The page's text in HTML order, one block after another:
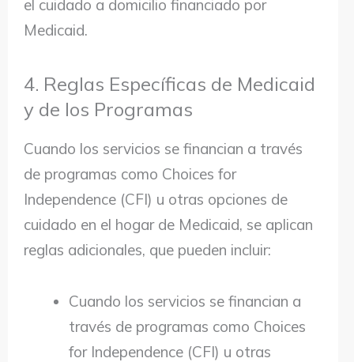
el cuidado a domicilio financiado por
Medicaid.
4. Reglas Específicas de Medicaid
y de los Programas
Cuando los servicios se financian a través
de programas como Choices for
Independence (CFI) u otras opciones de
cuidado en el hogar de Medicaid, se aplican
reglas adicionales, que pueden incluir:
Cuando los servicios se financian a
través de programas como Choices
for Independence (CFI) u otras